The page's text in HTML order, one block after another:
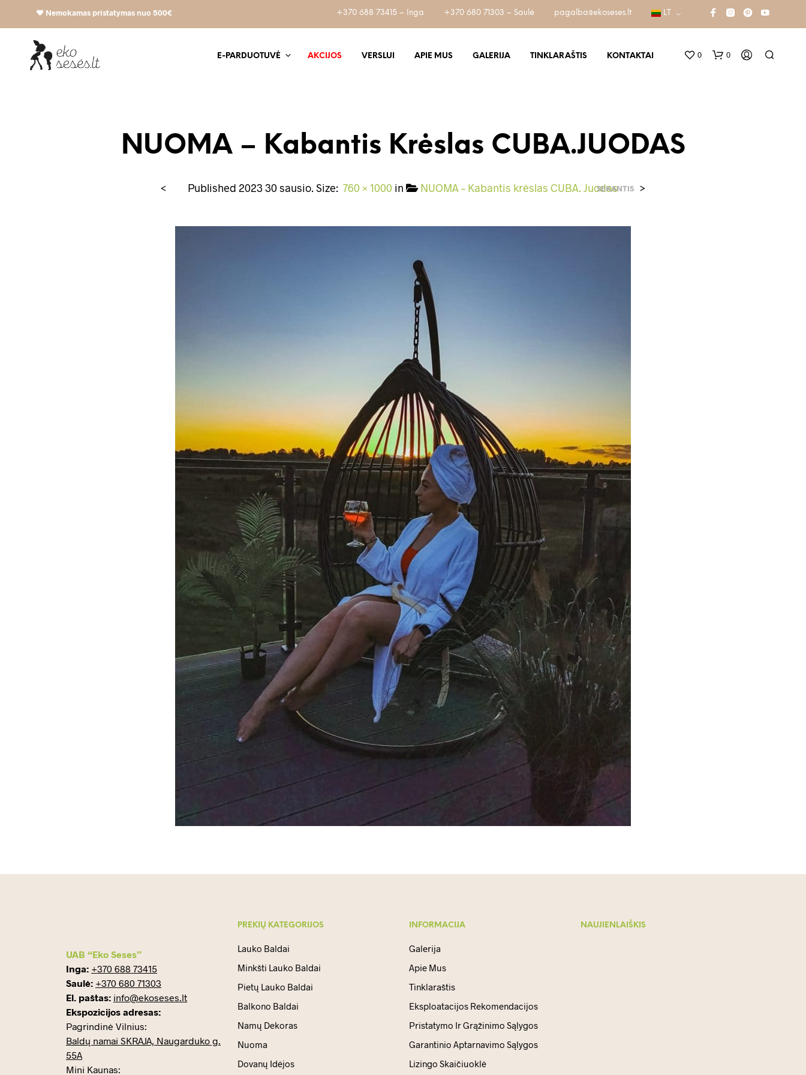
❤️ Nemokamas pristatymas nuo 500€ +370 688 73415 – Inga +370 680 71303 – Saulė pagalba@ekoseses.lt LT
E-PARDUOTUVĖ AKCIJOS VERSLUI APIE MUS GALERIJA TINKLARAŠTIS KONTAKTAI 0 0
NUOMA – Kabantis Krėslas CUBA.JUODAS
Published 2023 30 sausio. Size: 760 × 1000 in NUOMA – Kabantis krėslas CUBA. Juodas
< SEKANTIS >
UAB “Eko Seses”
Inga: +370 688 73415
Saulė: +370 680 71303
El. paštas: info@ekoseses.lt
Ekspozicijos adresas:
Pagrindinė Vilnius:
Baldų namai SKRAJA, Naugarduko g.
55A
Mini Kaunas:
PREKIŲ KATEGORIJOS
Lauko Baldai
Minkšti Lauko Baldai
Pietų Lauko Baldai
Balkono Baldai
Namų Dekoras
Nuoma
Dovanų Idėjos
INFORMACIJA
Galerija
Apie Mus
Tinklaraštis
Eksploatacijos Rekomendacijos
Pristatymo Ir Grąžinimo Sąlygos
Garantinio Aptarnavimo Sąlygos
Lizingo Skaičiuoklė
NAUJIENLAIŠKIS